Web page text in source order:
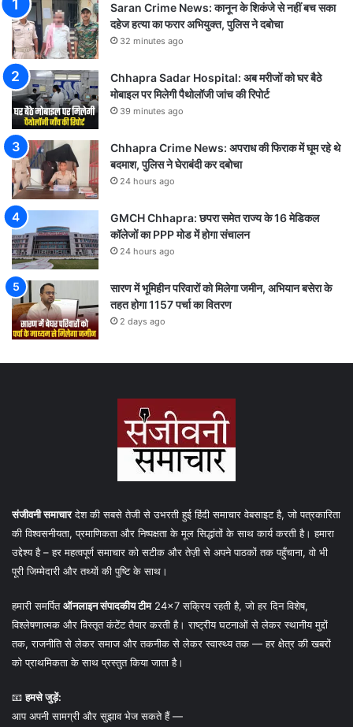
Saran Crime News: कानून के शिकंजे से नहीं बच सका
दहेज हत्या का फरार अभियुक्त, पुलिस ने दबोचा
32 minutes ago
Chhapra Sadar Hospital: अब मरीजों को घर बैठे
मोबाइल पर मिलेगी पैथोलॉजी जांच की रिपोर्ट
39 minutes ago
Chhapra Crime News: अपराध की फिराक में घूम रहे थे
बदमाश, पुलिस ने घेराबंदी कर दबोचा
24 hours ago
GMCH Chhapra: छपरा समेत राज्य के 16 मेडिकल
कॉलेजों का PPP मोड में होगा संचालन
24 hours ago
सारण में भूमिहीन परिवारों को मिलेगा जमीन, अभियान बसेरा के
तहत होगा 1157 पर्चा का वितरण
2 days ago
संजीवनी समाचारदेश की सबसे तेजी से उभरती हुई हिंदी समाचार वेबसाइट है, जो पत्रकारिता
की विश्वसनीयता, प्रमाणिकता और निष्पक्षता के मूल सिद्धांतों के साथ कार्य करती है। हमारा
उद्देश्य है – हर महत्वपूर्ण समाचार को सटीक और तेज़ी से अपने पाठकों तक पहुँचाना, वो भी
पूरी जिम्मेदारी और तथ्यों की पुष्टि के साथ।
हमारी समर्पितऑनलाइन संपादकीय टीम24×7 सक्रिय रहती है, जो हर दिन विशेष,
विश्लेषणात्मक और विस्तृत कंटेंट तैयार करती है। राष्ट्रीय घटनाओं से लेकर स्थानीय मुद्दों
तक, राजनीति से लेकर समाज और तकनीक से लेकर स्वास्थ्य तक — हर क्षेत्र की खबरों
को प्राथमिकता के साथ प्रस्तुत किया जाता है।
📧हमसे जुड़ें:
आप अपनी सामग्री और सुझाव भेज सकते हैं —